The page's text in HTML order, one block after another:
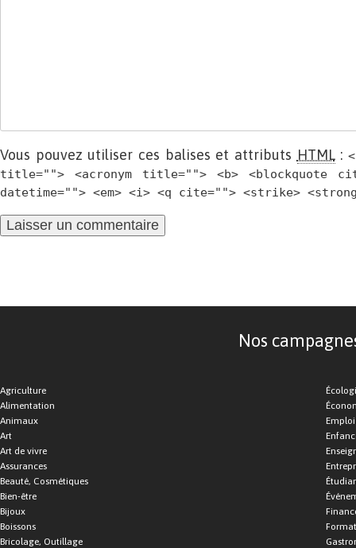
Vous pouvez utiliser ces balises et attributs HTML:
title=""> <acronym title=""> <b> <blockquote
datetime=""> <em> <i> <q cite=""> <strike>
Nos
Agriculture
Alimentation
Animaux
Art
Art de vivre
Assurances
Beauté, Cosmétiques
Bien-être
Bijoux
Boissons
Bricolage, Outillage
Emploi